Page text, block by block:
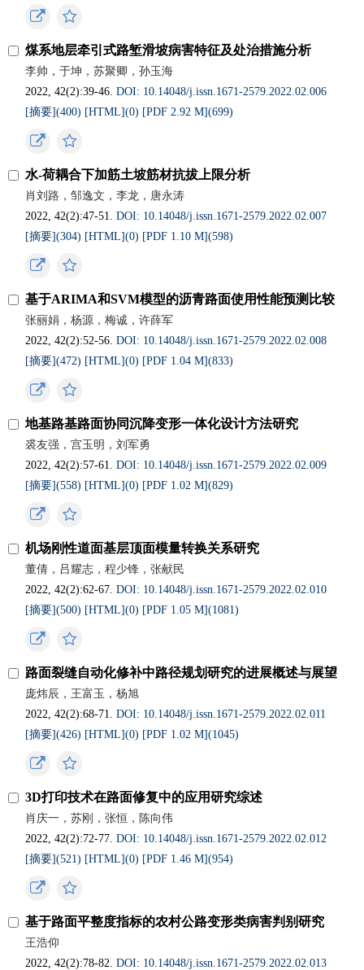
煤系地层牵引式路堑滑坡病害特征及处治措施分析
李帅，于坤，苏聚卿，孙玉海
2022, 42(2):39-46.DOI: 10.14048/j.issn.1671-2579.2022.02.006
[摘要](400) [HTML](0) [PDF 2.92 M](699)
水-荷耦合下加筋土坡筋材抗拔上限分析
肖刘路，邹逸文，李龙，唐永涛
2022, 42(2):47-51.DOI: 10.14048/j.issn.1671-2579.2022.02.007
[摘要](304) [HTML](0) [PDF 1.10 M](598)
基于ARIMA和SVM模型的沥青路面使用性能预测比较
张丽娟，杨源，梅诚，许薛军
2022, 42(2):52-56.DOI: 10.14048/j.issn.1671-2579.2022.02.008
[摘要](472) [HTML](0) [PDF 1.04 M](833)
地基路基路面协同沉降变形一体化设计方法研究
裘友强，宫玉明，刘军勇
2022, 42(2):57-61.DOI: 10.14048/j.issn.1671-2579.2022.02.009
[摘要](558) [HTML](0) [PDF 1.02 M](829)
机场刚性道面基层顶面模量转换关系研究
董倩，吕耀志，程少锋，张献民
2022, 42(2):62-67.DOI: 10.14048/j.issn.1671-2579.2022.02.010
[摘要](500) [HTML](0) [PDF 1.05 M](1081)
路面裂缝自动化修补中路径规划研究的进展概述与展望
庞炜辰，王富玉，杨旭
2022, 42(2):68-71.DOI: 10.14048/j.issn.1671-2579.2022.02.011
[摘要](426) [HTML](0) [PDF 1.02 M](1045)
3D打印技术在路面修复中的应用研究综述
肖庆一，苏刚，张恒，陈向伟
2022, 42(2):72-77.DOI: 10.14048/j.issn.1671-2579.2022.02.012
[摘要](521) [HTML](0) [PDF 1.46 M](954)
基于路面平整度指标的农村公路变形类病害判别研究
王浩仰
2022, 42(2):78-82.DOI: 10.14048/j.issn.1671-2579.2022.02.013